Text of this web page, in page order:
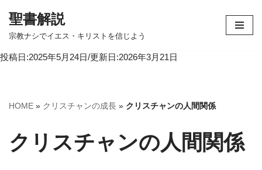
コ
テ
へ
ッ
聖書解説
宗教ナシでイエス・キリストを信じよう
投稿日:2025年5月24日/更新日:2026年3月21日
HOME » クリスチャンの成長 » クリスチャンの人間関係
クリスチャンの人間関係